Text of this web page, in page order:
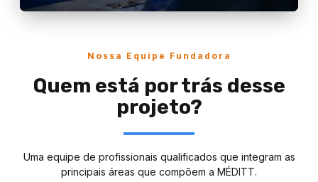
Nossa Equipe Fundadora
Quem está por trás desse
projeto?
Uma equipe de profissionais qualificados que integram as
principais áreas que compõem a MÉDITT.